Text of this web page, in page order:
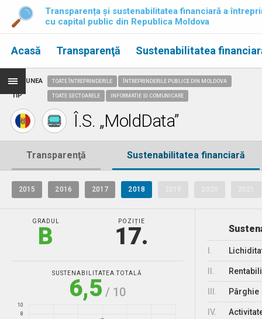
Transparența și sustenabilitatea financiară a
cu capital public din Republica Moldova
Acasă Transparenţă Sustenabilitatea
REGIUNEA
TIP
TOATE ÎNTREPRINDERILE ÎNTREPRINDERILE PUBLICE DIN MOLDOVA
TOATE SECTOARELE INFORMATIE SI COMUNICARE
Î.S. „MoldData”
Transparenţă Sustenabilitatea financiară
2015 2016 2017 2018
GRADUL
B
POZIȚIE
17.
SUSTENABILITATEA TOTALĂ
6,5 / 10
8
10
Pârghie
IV.